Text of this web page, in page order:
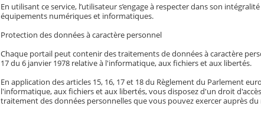
En utilisant ce service, l’utilisateur s’engage à respecter dans son
équipements numériques et informatiques.
Protection des données à caractère personnel
Chaque portail peut contenir des traitements de données à caractère
17 du 6 janvier 1978 relative à l'informatique, aux fichiers et aux libertés.
En application des articles 15, 16, 17 et 18 du Règlement du Parlement
l'informatique, aux fichiers et aux libertés, vous disposez d'un droit
traitement des données personnelles que vous pouvez exercer auprès